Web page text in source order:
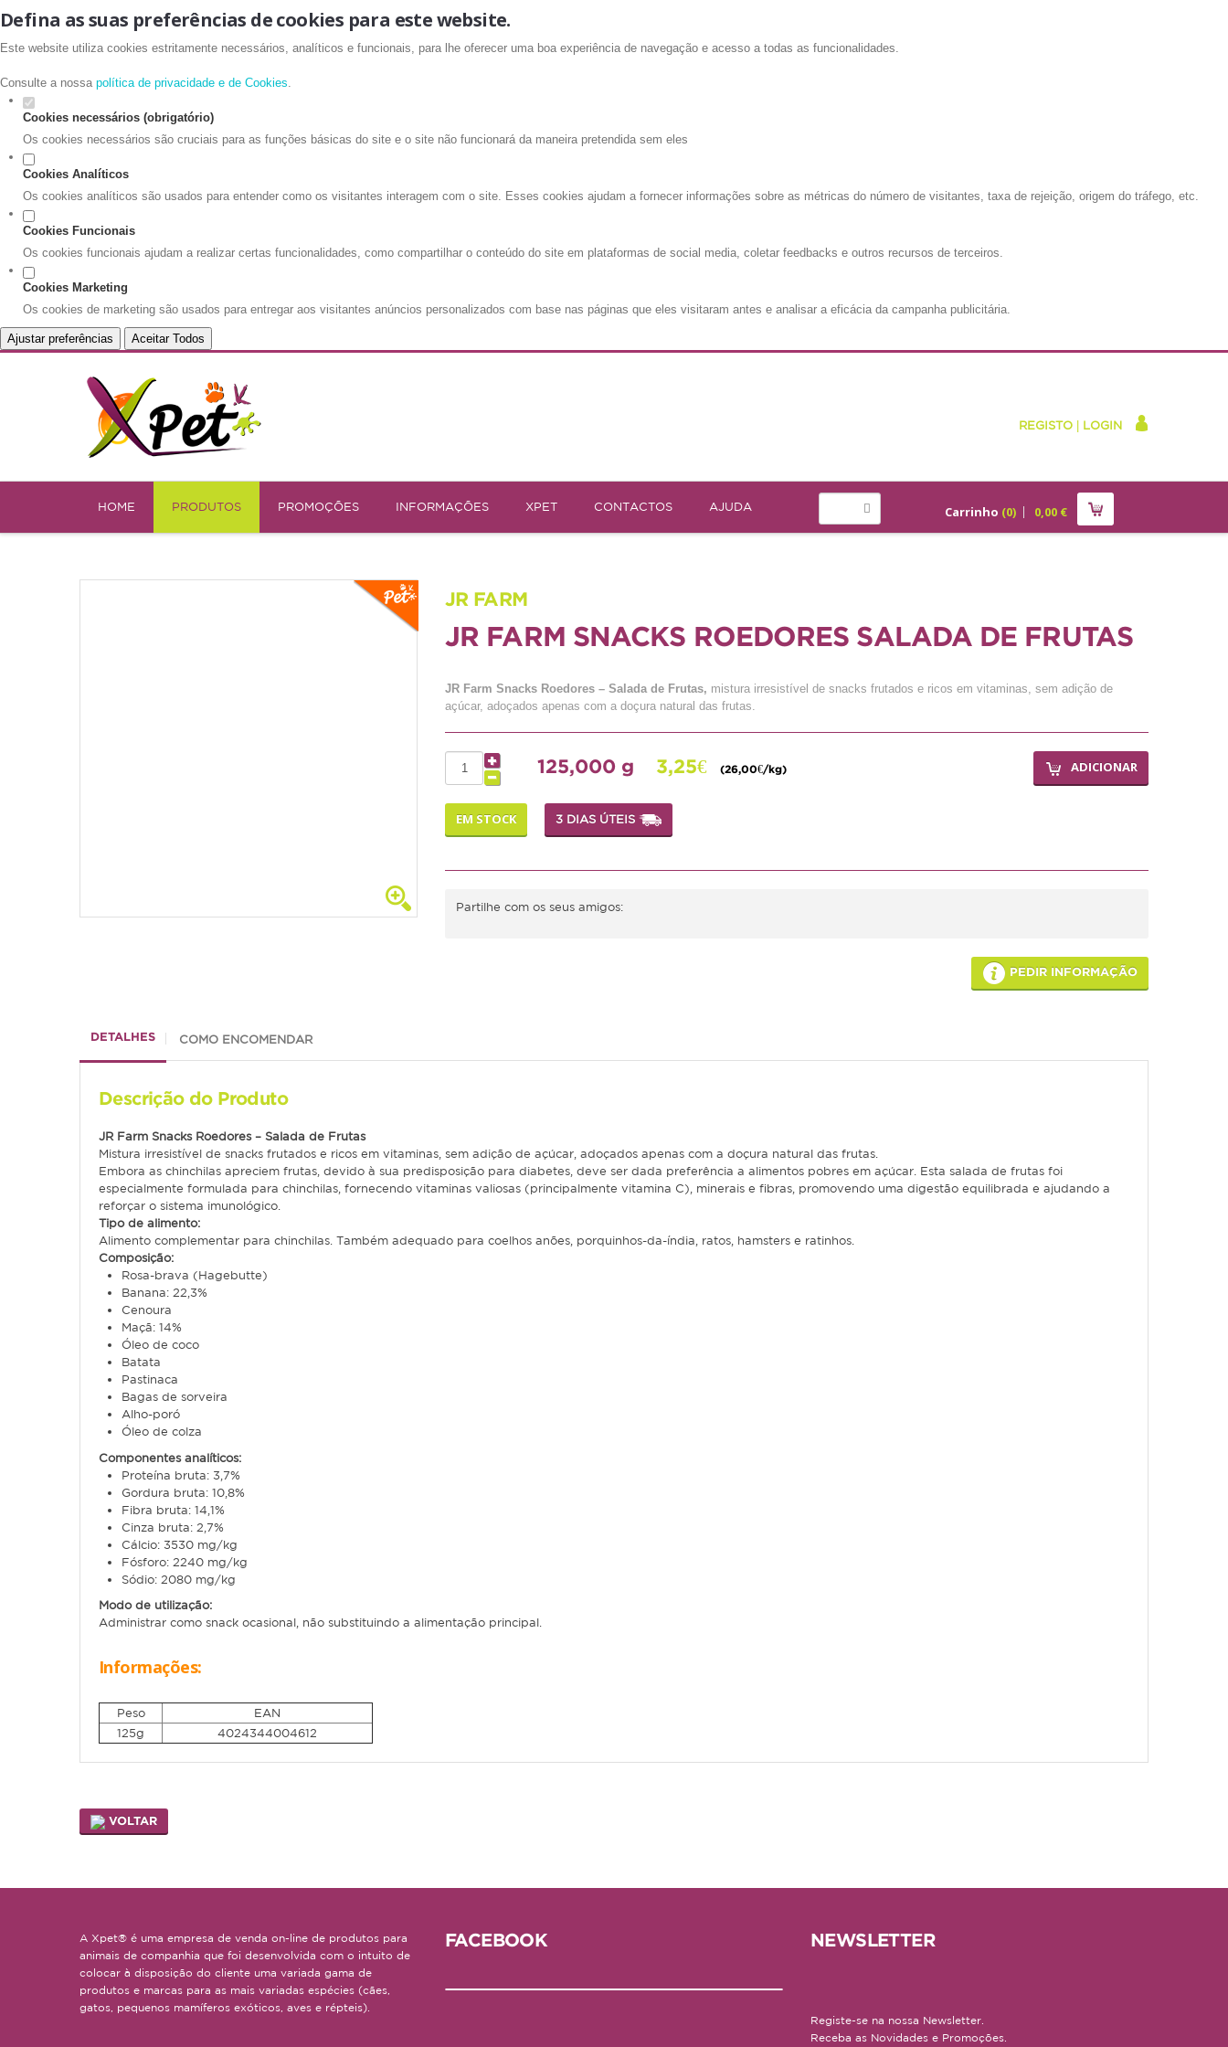
Defina as suas preferências de cookies para este website.
Este website utiliza cookies estritamente necessários, analíticos e funcionais, para lhe oferecer uma boa experiência de navegação e acesso a todas as funcionalidades.
Consulte a nossa política de privacidade e de Cookies.
Cookies necessários (obrigatório)
Os cookies necessários são cruciais para as funções básicas do site e o site não funcionará da maneira pretendida sem eles
Cookies Analíticos
Os cookies analíticos são usados para entender como os visitantes interagem com o site. Esses cookies ajudam a fornecer informações sobre as métricas do número de visitantes, taxa de rejeição, origem do tráfego, etc.
Cookies Funcionais
Os cookies funcionais ajudam a realizar certas funcionalidades, como compartilhar o conteúdo do site em plataformas de social media, coletar feedbacks e outros recursos de terceiros.
Cookies Marketing
Os cookies de marketing são usados para entregar aos visitantes anúncios personalizados com base nas páginas que eles visitaram antes e analisar a eficácia da campanha publicitária.
Ajustar preferências Aceitar Todos
REGISTO LOGIN
HOME PRODUTOS PROMOÇÕES INFORMAÇÕES XPET CONTACTOS AJUDA Carrinho (0) 0,00€
JR FARM
JR FARM SNACKS ROEDORES SALADA DE FRUTAS
JR Farm Snacks Roedores – Salada de Frutas, mistura irresistível de snacks frutados e ricos em vitaminas, sem adição de
açúcar, adoçados apenas com a doçura natural das frutas.
125,000 g 3,25€ (26,00€/kg) ADICIONAR
EM STOCK 3 DIAS ÚTEIS
Partilhe com os seus amigos:
PEDIR INFORMAÇÃO
DETALHES COMO ENCOMENDAR
Descrição do Produto
JR Farm Snacks Roedores – Salada de Frutas
Mistura irresistível de snacks frutados e ricos em vitaminas, sem adição de açúcar, adoçados apenas com a doçura natural das frutas.
Embora as chinchilas apreciem frutas, devido à sua predisposição para diabetes, deve ser dada preferência a alimentos pobres em açúcar. Esta salada de frutas foi
especialmente formulada para chinchilas, fornecendo vitaminas valiosas (principalmente vitamina C), minerais e fibras, promovendo uma digestão equilibrada e ajudando a
reforçar o sistema imunológico.
Tipo de alimento:
Alimento complementar para chinchilas. Também adequado para coelhos anões, porquinhos-da-índia, ratos, hamsters e ratinhos.
Composição:
Rosa-brava (Hagebutte)
Banana: 22,3%
Cenoura
Maçã: 14%
Óleo de coco
Batata
Pastinaca
Bagas de sorveira
Alho-poró
Óleo de colza
Componentes analíticos:
Proteína bruta: 3,7%
Gordura bruta: 10,8%
Fibra bruta: 14,1%
Cinza bruta: 2,7%
Cálcio: 3530 mg/kg
Fósforo: 2240 mg/kg
Sódio: 2080 mg/kg
Modo de utilização:
Administrar como snack ocasional, não substituindo a alimentação principal.
Informações:
Peso
EAN
125g
4024344004612
VOLTAR
A Xpet® é uma empresa de venda on-line de produtos para
animais de companhia que foi desenvolvida com o intuito de
colocar à disposição do cliente uma variada gama de
produtos e marcas para as mais variadas espécies (cães,
gatos, pequenos mamíferos exóticos, aves e répteis).
FACEBOOK NEWSLETTER
Registe-se na nossa Newsletter.
Receba as Novidades e Promoções.